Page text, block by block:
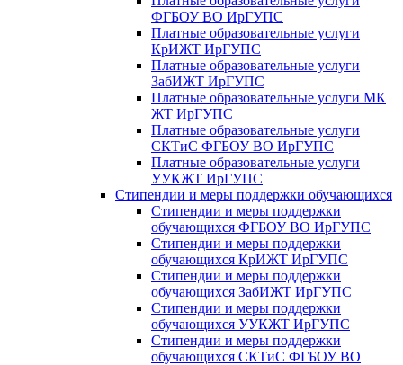
ФГБОУ ВО ИрГУПС
Платные образовательные услуги
КрИЖТ ИрГУПС
Платные образовательные услуги
ЗабИЖТ ИрГУПС
Платные образовательные услуги МК
ЖТ ИрГУПС
Платные образовательные услуги
СКТиС ФГБОУ ВО ИрГУПС
Платные образовательные услуги
УУКЖТ ИрГУПС
Стипендии и меры поддержки обучающихся
Стипендии и меры поддержки
обучающихся ФГБОУ ВО ИрГУПС
Стипендии и меры поддержки
обучающихся КрИЖТ ИрГУПС
Стипендии и меры поддержки
обучающихся ЗабИЖТ ИрГУПС
Стипендии и меры поддержки
обучающихся УУКЖТ ИрГУПС
Стипендии и меры поддержки
обучающихся СКТиС ФГБОУ ВО